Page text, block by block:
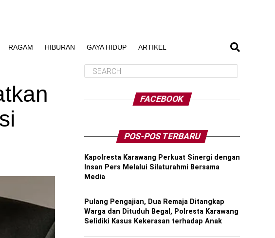
RAGAM HIBURAN GAYA HIDUP ARTIKEL
FACEBOOK
POS-POS TERBARU
Kapolresta Karawang Perkuat Sinergi dengan
Insan Pers Melalui Silaturahmi Bersama
Media
Pulang Pengajian, Dua Remaja Ditangkap
Warga dan Dituduh Begal, Polresta Karawang
Selidiki Kasus Kekerasan terhadap Anak